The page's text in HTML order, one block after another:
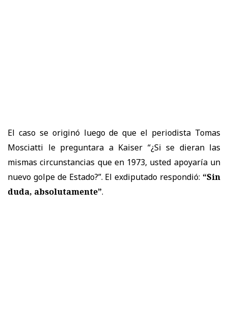
El caso se originó luego de que el periodista Tomas
Mosciatti le preguntara a Kaiser “¿Si se dieran las
mismas circunstancias que en 1973, usted apoyaría un
nuevo golpe de Estado?”. El exdiputado respondió: “Sin
duda, absolutamente”.